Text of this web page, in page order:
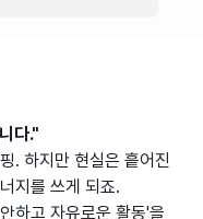
다."
. 하지만 현실은 흩어진
지를 쓰게 되죠.
하고 자유로운 활동'을